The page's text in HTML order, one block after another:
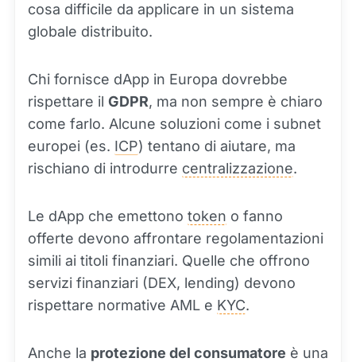
cosa difficile da applicare in un sistema
globale distribuito.
Chi fornisce dApp in Europa dovrebbe
rispettare il GDPR, ma non sempre è chiaro
come farlo. Alcune soluzioni come i subnet
europei (es. ICP) tentano di aiutare, ma
rischiano di introdurre centralizzazione.
Le dApp che emettono token o fanno
offerte devono affrontare regolamentazioni
simili ai titoli finanziari. Quelle che offrono
servizi finanziari (DEX, lending) devono
rispettare normative AML e KYC.
Anche la protezione del consumatore è una